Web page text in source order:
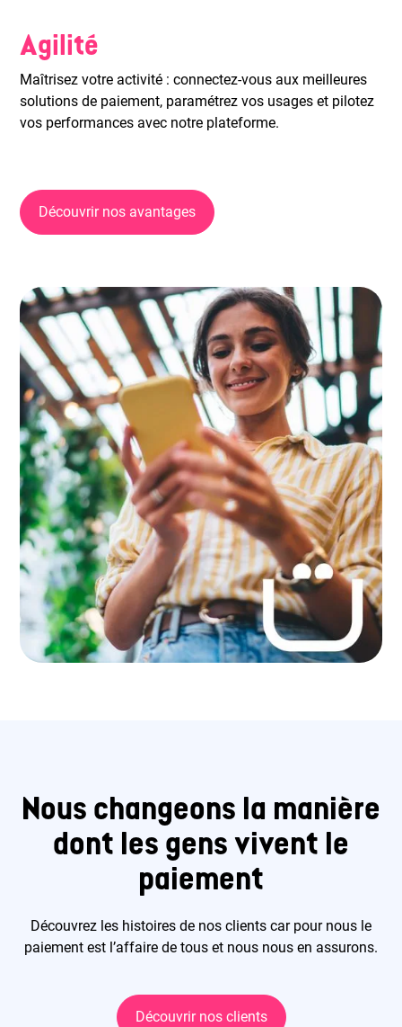
Agilité
Maîtrisez votre activité : connectez-vous aux meilleures
solutions de paiement, paramétrez vos usages et pilotez
vos performances avec notre plateforme.
Découvrir nos avantages
Nous changeons la manière
dont les gens vivent le
paiement
Découvrez les histoires de nos clients car pour nous le
paiement est l’affaire de tous et nous nous en assurons.
Découvrir nos clients